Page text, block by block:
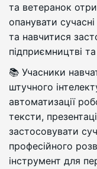
та ветеранок
опанувати
та навчитися
підприємництві
📚 Учасники
штучного
автоматизації
тексти,
застосовувати
професійного
інструмент для